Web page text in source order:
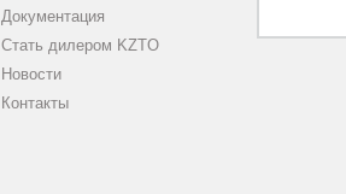
Документация
Стать дилером KZTO
Новости
Контакты